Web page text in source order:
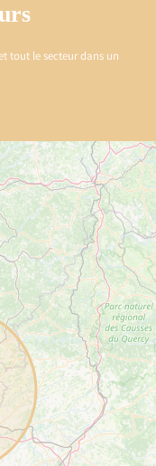
tout le secteur dans un